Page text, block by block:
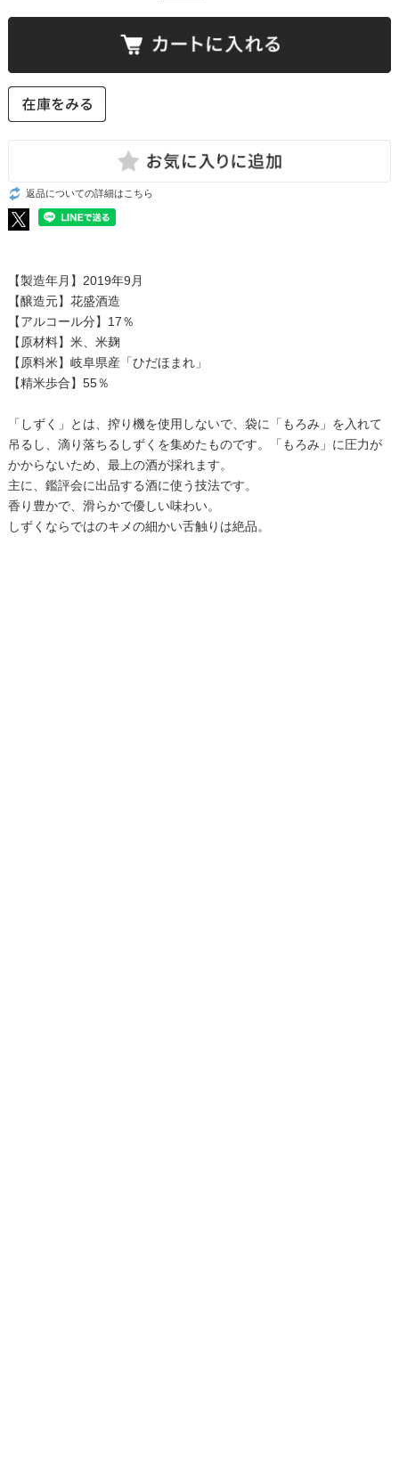
返品についての詳細はこちら
【製造年月】2019年9月
【醸造元】花盛酒造
【アルコール分】17％
【原材料】米、米麹
【原料米】岐阜県産「ひだほまれ」
【精米歩合】55％
「しずく」とは、搾り機を使用しないで、袋に「もろみ」を入れて
吊るし、滴り落ちるしずくを集めたものです。「もろみ」に圧力が
かからないため、最上の酒が採れます。
主に、鑑評会に出品する酒に使う技法です。
香り豊かで、滑らかで優しい味わい。
しずくならではのキメの細かい舌触りは絶品。